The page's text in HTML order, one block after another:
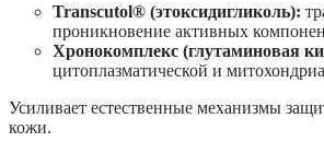
Transcutol® (этоксидигликоль):
проникновение активных
Хронокомплекс (глутаминовая
цитоплазматической и
Усиливает естественные механизмы
кожи.